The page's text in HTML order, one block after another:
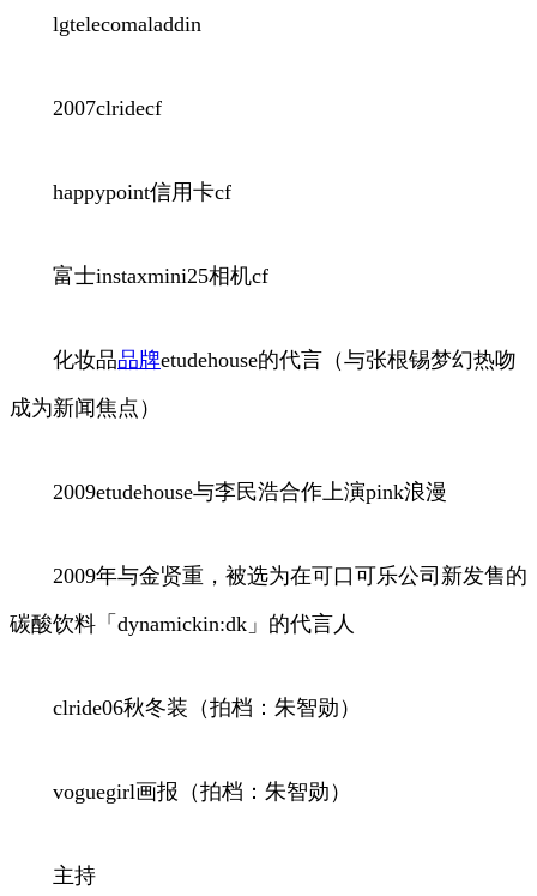
lgtelecomaladdin
2007clridecf
happypoint信用卡cf
富士instaxmini25相机cf
化妆品品牌etudehouse的代言（与张根锡梦幻热吻
成为新闻焦点）
2009etudehouse与李民浩合作上演pink浪漫
2009年与金贤重，被选为在可口可乐公司新发售的
碳酸饮料「dynamickin:dk」的代言人
clride06秋冬装（拍档：朱智勋）
voguegirl画报（拍档：朱智勋）
主持